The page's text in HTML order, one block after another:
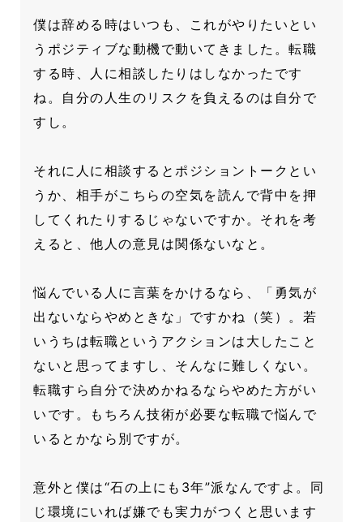
僕は辞める時はいつも、これがやりたいとい
うポジティブな動機で動いてきました。転職
する時、人に相談したりはしなかったです
ね。自分の人生のリスクを負えるのは自分で
すし。
それに人に相談するとポジショントークとい
うか、相手がこちらの空気を読んで背中を押
してくれたりするじゃないですか。それを考
えると、他人の意見は関係ないなと。
悩んでいる人に言葉をかけるなら、「勇気が
出ないならやめときな」ですかね（笑）。若
いうちは転職というアクションは大したこと
ないと思ってますし、そんなに難しくない。
転職すら自分で決めかねるならやめた方がい
いです。もちろん技術が必要な転職で悩んで
いるとかなら別ですが。
意外と僕は“石の上にも3年”派なんですよ。同
じ環境にいれば嫌でも実力がつくと思います